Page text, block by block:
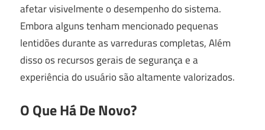
afetar visivelmente o desempenho do sistema.
Embora alguns tenham mencionado pequenas
lentidões durante as varreduras completas, Além
disso os recursos gerais de segurança e a
experiência do usuário são altamente valorizados.
O Que Há De Novo?